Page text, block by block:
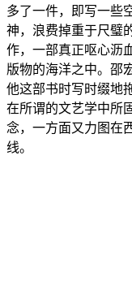
多了一件，即写一些
神，浪费掉重于尺璧
作，一部真正呕心沥
版物的海洋之中。邵
他这部书时写时缀地
在所谓的文艺学中所
念，一方面又力图在
线。